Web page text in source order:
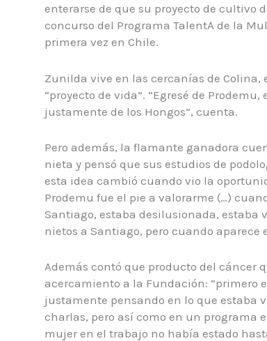
enterarse de que su proyecto de cultivo
concurso del Programa TalentA de la
primera vez en Chile.
Zunilda vive en las cercanías de
“proyecto de vida”. “Egresé de
justamente de los Hongos”, cuenta.
Pero además, la flamante ganadora
nieta y pensó que sus estudios de
esta idea cambió cuando vio la
Prodemu fue el pie a valorarme (…)
Santiago, estaba desilusionada, estaba
nietos a Santiago, pero cuando aparece
Además contó que producto del cáncer
acercamiento a la Fundación: “primero
justamente pensando en lo que estaba
charlas, pero así como en un programa
mujer en el trabajo no había estado